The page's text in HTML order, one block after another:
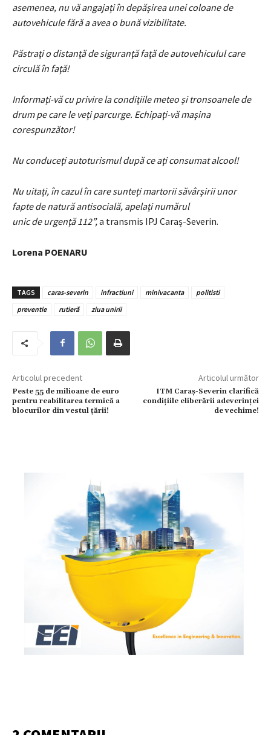
asemenea, nu vă angajați în depășirea unei coloane de
autovehicule fără a avea o bună vizibilitate.
Păstraţi o distanţă de siguranţă faţă de autovehiculul care
circulă în faţă!
Informați-vă cu privire la condițiile meteo și tronsoanele de
drum pe care le veți parcurge. Echipaţi-vă maşina
corespunzător!
Nu conduceţi autoturismul după ce aţi consumat alcool!
Nu uitați, în cazul în care sunteți martorii săvârşirii unor
fapte de natură antisocială, apelați numărul
unic de urgenţă 112”,a transmis IPJ Caraș-Severin.
Lorena POENARU
TAGS caras-severin infractiuni minivacanta
politisti
preventie
rutieră ziua unirii
Articolul precedent
Peste 55 de milioane de euro
pentru reabilitarea termică a
blocurilor din vestul țării!
Articolul următor
ITM Caraș-Severin clarifică
condițiile eliberării adeverinței
de vechime!